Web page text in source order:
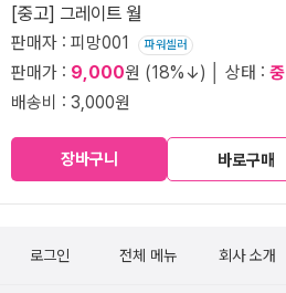
[중고] 그레이트 월
판매자 : 피망001 파워셀러
판매가 : 9,000원 (18%↓) │ 상태 : 중
배송비 : 3,000원
장바구니 바로구매
로그인 전체 메뉴 회사 소개